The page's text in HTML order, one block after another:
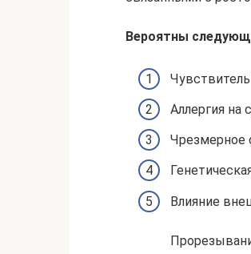
Вероятны
Аллергия на
Чрезмерное
Влияние